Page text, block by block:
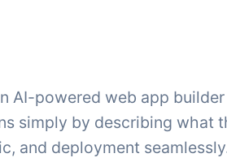
AI-powered web app
simply by describing what
and deployment